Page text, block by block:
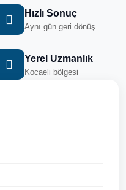
Hızlı Sonuç
Aynı gün geri dönüş
Yerel Uzmanlık
Kocaeli bölgesi